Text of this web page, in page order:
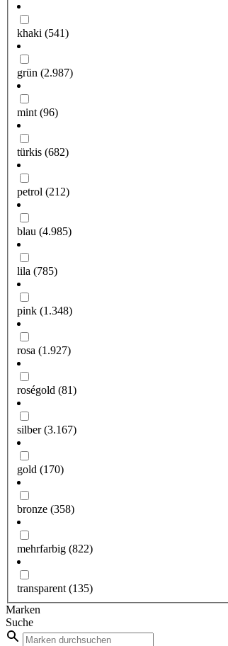
khaki (541)
grün (2.987)
mint (96)
türkis (682)
petrol (212)
blau (4.985)
lila (785)
pink (1.348)
rosa (1.927)
roségold (81)
silber(3.167)
gold (170)
bronze (358)
mehrfarbig (822)
transparent (135)
Marken
Suche